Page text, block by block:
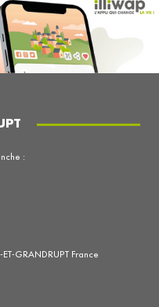
GRANDRUPT France
: